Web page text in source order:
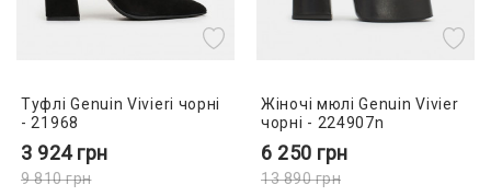
Туфлі Genuin Vivierі чорні
- 21968
3 924грн
9 810грн
Жіночі мюлі Genuin Vivier
чорні - 224907n
6 250 грн
13 890грн